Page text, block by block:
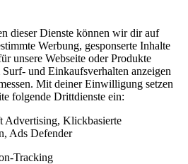
dieser Dienste können wir dir auf
Werbung, gesponserte Inhalte
unsere Webseite oder Produkte
und Einkaufsverhalten anzeigen
Mit deiner Einwilligung setzen
folgende Drittdienste ein:
Advertising, Klickbasierte
Ads Defender
Tracking